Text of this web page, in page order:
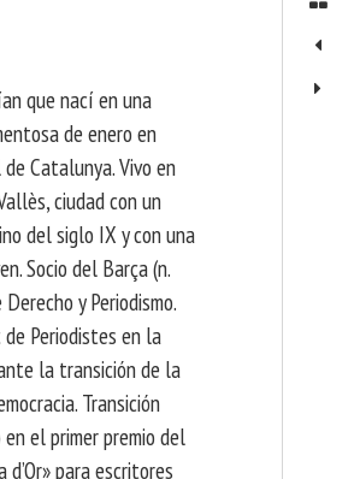
que nací en una
de enero en
Catalunya. Vivo en
ciudad con un
del siglo IX y con una
Socio del Barça (n.
y Periodismo.
Periodistes en la
la transición de la
Transición
en el primer premio del
d’Or» para escritores